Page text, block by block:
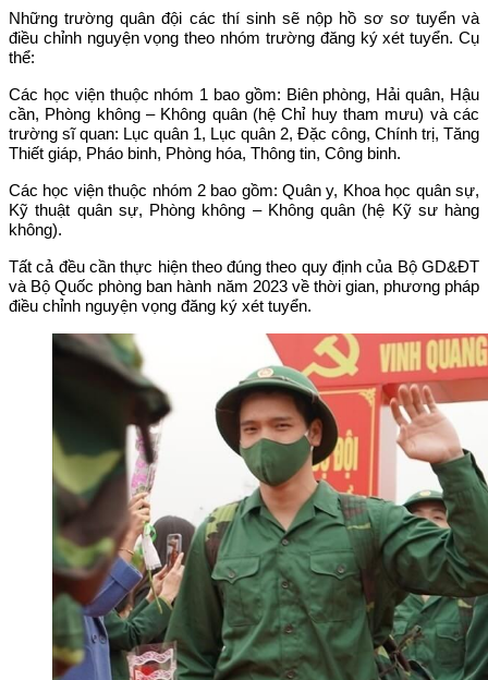
Những trường quân đội các thí sinh sẽ nộp hồ sơ sơ tuyển và
điều chỉnh nguyện vọng theo nhóm trường đăng ký xét tuyển. Cụ
thể:
Các học viện thuộc nhóm 1 bao gồm: Biên phòng, Hải quân, Hậu
cần, Phòng không – Không quân (hệ Chỉ huy tham mưu) và các
trường sĩ quan: Lục quân 1, Lục quân 2, Đặc công, Chính trị, Tăng
Thiết giáp, Pháo binh, Phòng hóa, Thông tin, Công binh.
Các học viện thuộc nhóm 2 bao gồm: Quân y, Khoa học quân sự,
Kỹ thuật quân sự, Phòng không – Không quân (hệ Kỹ sư hàng
không).
Tất cả đều cần thực hiện theo đúng theo quy định của Bộ GD&ĐT
và Bộ Quốc phòng ban hành năm 2023 về thời gian, phương pháp
điều chỉnh nguyện vọng đăng ký xét tuyển.